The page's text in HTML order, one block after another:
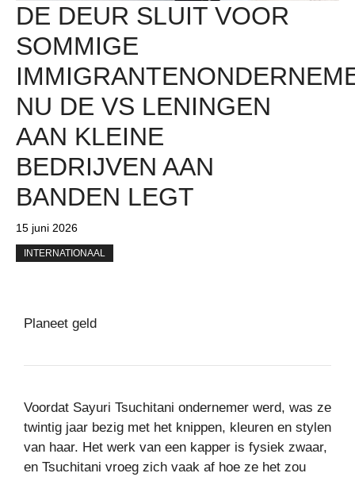
DE DEUR SLUIT VOOR
SOMMIGE
NU DE VS LENINGEN
AAN KLEINE
BEDRIJVEN AAN
BANDEN LEGT
15 juni 2026
INTERNATIONAAL
Planeet geld
Voordat Sayuri Tsuchitani ondernemer werd, was ze
twintig jaar bezig met het knippen, kleuren en stylen
van haar. Het werk van een kapper is fysiek zwaar,
en Tsuchitani vroeg zich vaak af hoe ze het zou